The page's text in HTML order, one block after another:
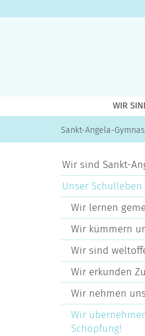
WIR
Sankt-Angela-
Wir sind Sankt-
Unser Schulleben
Wir lernen
Wir kümmern
Wir sind
Wir erkunden
Wir nehmen
Wir
Schöpfung!